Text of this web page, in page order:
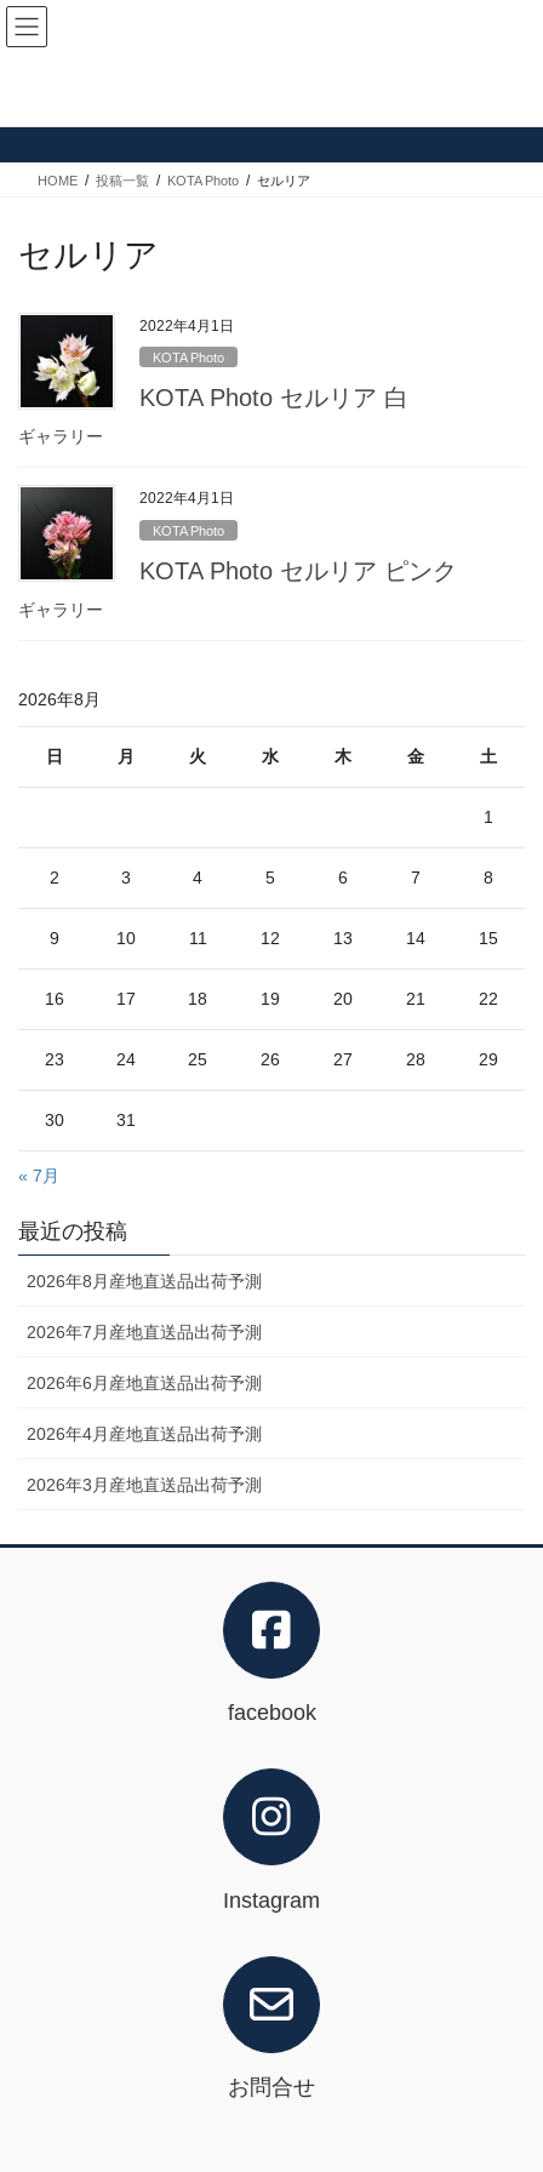
コ
ン
ス
ナ
ビ
ン
HOME 投稿一覧 KOTA Photo セルリア
セルリア
2022年4月1日
KOTA Photo
KOTA Photo セルリア 白
ギャラリー
2022年4月1日
KOTA Photo
KOTA Photo セルリア ピンク
ギャラリー
2026年8月
日 月 火 水 木 金 土
1
2 3 4 5 6 7 8
9 10 11 12 13 14 15
16 17 18 19 20 21 22
23 24 25 26 27 28 29
30 31
« 7月
最近の投稿
2026年8月産地直送品出荷予測
2026年7月産地直送品出荷予測
2026年6月産地直送品出荷予測
2026年4月産地直送品出荷予測
2026年3月産地直送品出荷予測
facebook
Instagram
お問合せ